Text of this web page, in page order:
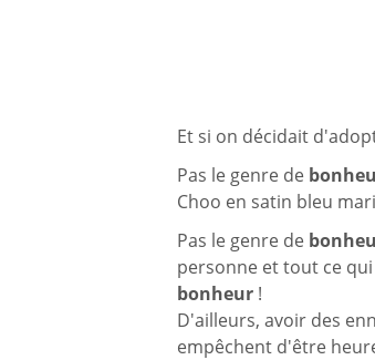
Et si on décidait
Pas le genre de
Choo en satin bleu
Pas le genre de
personne et tout ce
bonheur !
D'ailleurs, avoir des
empêchent d'être